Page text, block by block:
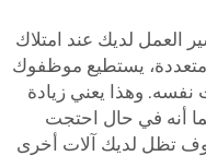
العمل لديك عند امتلاك
يستطيع موظفوك
وهذا يعني زيادة
كما أنه في حال احتجت
تظل لديك آلات أخرى